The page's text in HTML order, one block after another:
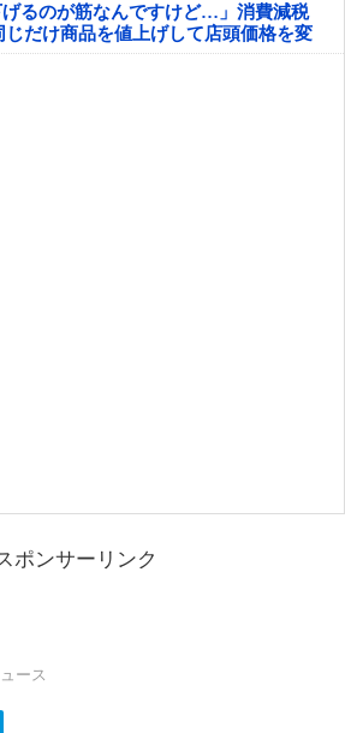
げるのが筋なんですけど…」消費減税
だけ商品を値上げして店頭価格を変
ポンサーリンク
ース